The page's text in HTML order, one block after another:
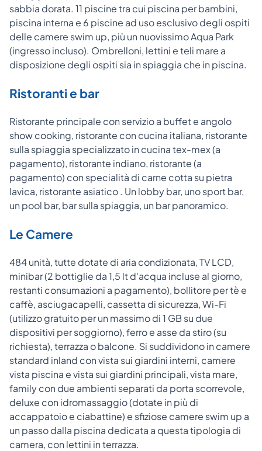
sabbia dorata. 11 piscine tra cui piscina per bambini,
piscina interna e 6 piscine ad uso esclusivo degli ospiti
delle camere swim up, più un nuovissimo Aqua Park
(ingresso incluso). Ombrelloni, lettini e teli mare a
disposizione degli ospiti sia in spiaggia che in piscina.
Ristoranti e bar
Ristorante principale con servizio a buffet e angolo
show cooking, ristorante con cucina italiana, ristorante
sulla spiaggia specializzato in cucina tex-mex (a
pagamento), ristorante indiano, ristorante (a
pagamento) con specialità di carne cotta su pietra
lavica, ristorante asiatico . Un lobby bar, uno sport bar,
un pool bar, bar sulla spiaggia, un bar panoramico.
Le Camere
484 unità, tutte dotate di aria condizionata, TV LCD,
minibar (2 bottiglie da 1,5 lt d'acqua incluse al giorno,
restanti consumazioni a pagamento), bollitore per tè e
caffè, asciugacapelli, cassetta di sicurezza, Wi-Fi
(utilizzo gratuito per un massimo di 1 GB su due
dispositivi per soggiorno), ferro e asse da stiro (su
richiesta), terrazza o balcone. Si suddividono in camere
standard inland con vista sui giardini interni, camere
vista piscina e vista sui giardini principali, vista mare,
family con due ambienti separati da porta scorrevole,
deluxe con idromassaggio (dotate in più di
accappatoio e ciabattine) e sfiziose camere swim up a
un passo dalla piscina dedicata a questa tipologia di
camera, con lettini in terrazza.